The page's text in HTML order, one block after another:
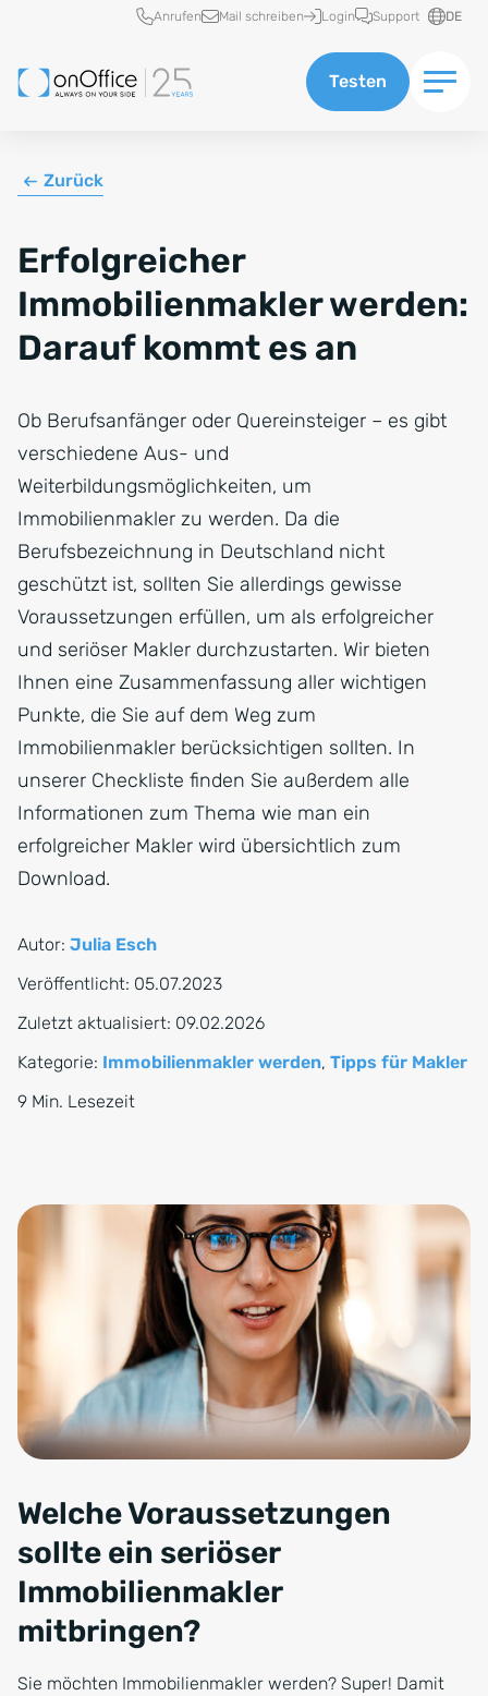
Schnellzugriff
Anrufen Mail schreiben Login Support DE
Testen
Zurück
Erfolgreicher
Immobilienmakler werden:
Darauf kommt es an
Ob Berufsanfänger oder Quereinsteiger – es gibt
verschiedene Aus- und
Weiterbildungsmöglichkeiten, um
Immobilienmakler zu werden. Da die
Berufsbezeichnung in Deutschland nicht
geschützt ist, sollten Sie allerdings gewisse
Voraussetzungen erfüllen, um als erfolgreicher
und seriöser Makler durchzustarten. Wir bieten
Ihnen eine Zusammenfassung aller wichtigen
Punkte, die Sie auf dem Weg zum
Immobilienmakler berücksichtigen sollten. In
unserer Checkliste finden Sie außerdem alle
Informationen zum Thema wie man ein
erfolgreicher Makler wird übersichtlich zum
Download.
Autor: Julia Esch
Veröffentlicht: 05.07.2023
Zuletzt aktualisiert: 09.02.2026
Kategorie: Immobilienmakler werden, Tipps für Makler
9 Min. Lesezeit
Welche Voraussetzungen
sollte ein seriöser
Immobilienmakler
mitbringen?
Sie möchten Immobilienmakler werden? Super! Damit